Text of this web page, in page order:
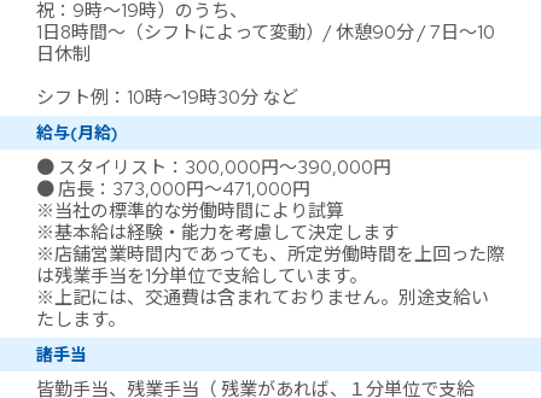
祝：9時～19時）のうち、
1日8時間～（シフトによって変動）/ 休憩90分 / 7日～10
日休制
シフト例：10時～19時30分 など
給与(月給)
● スタイリスト：300,000円～390,000円
● 店長：373,000円～471,000円
※当社の標準的な労働時間により試算
※基本給は経験・能力を考慮して決定します
※店舗営業時間内であっても、所定労働時間を上回った際
は残業手当を1分単位で支給しています。
※上記には、交通費は含まれておりません。別途支給い
たします。
諸手当
皆勤手当、残業手当（ 残業があれば、１分単位で支給